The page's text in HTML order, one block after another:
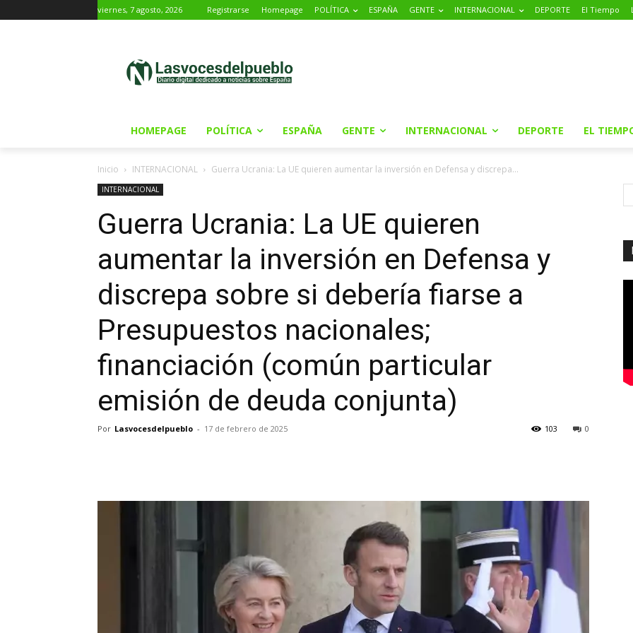
viernes, 7 agosto, 2026 Registrarse Homepage POLÍTICA ESPAÑA GENTE INTERNACIONAL DEPORTE El Tiempo
HOMEPAGE POLÍTICA ESPAÑA GENTE INTERNACIONAL DEPORTE EL
Inicio INTERNACIONAL Guerra Ucrania: La UE quieren aumentar la inversión en Defensa y discrepa...
INTERNACIONAL
Guerra Ucrania: La UE quieren
aumentar la inversión en Defensa y
discrepa sobre si debería fiarse a
Presupuestos nacionales;
financiación (común particular
emisión de deuda conjunta)
Por Lasvocesdelpueblo - 17 de febrero de 2025 0
103